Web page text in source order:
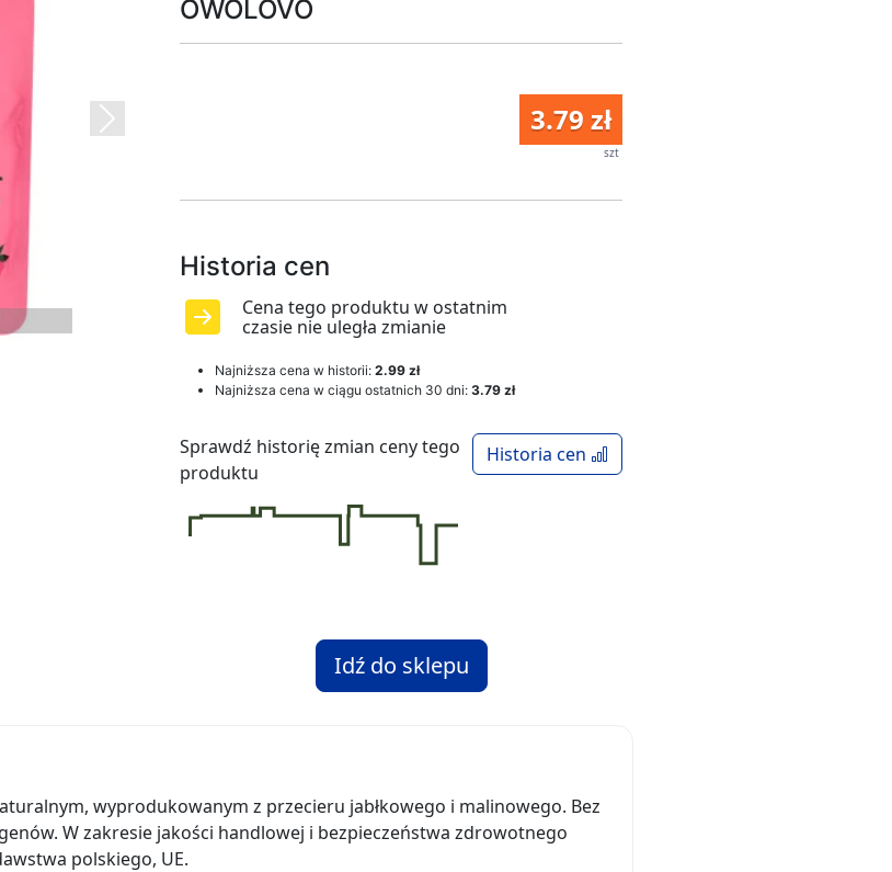
Next
OWOLOVO
3.79 zł
szt
Historia cen
Cena tego produktu w ostatnim
czasie nie uległa zmianie
Najniższa cena w historii: 2.99 zł
Najniższa cena w ciągu ostatnich 30 dni: 3.79 zł
Historia cen
Sprawdź historię zmian ceny tego
produktu
Idź do sklepu
wyprodukowanym z przecieru jabłkowego i malinowego. Bez
W zakresie jakości handlowej i bezpieczeństwa zdrowotnego
polskiego, UE.